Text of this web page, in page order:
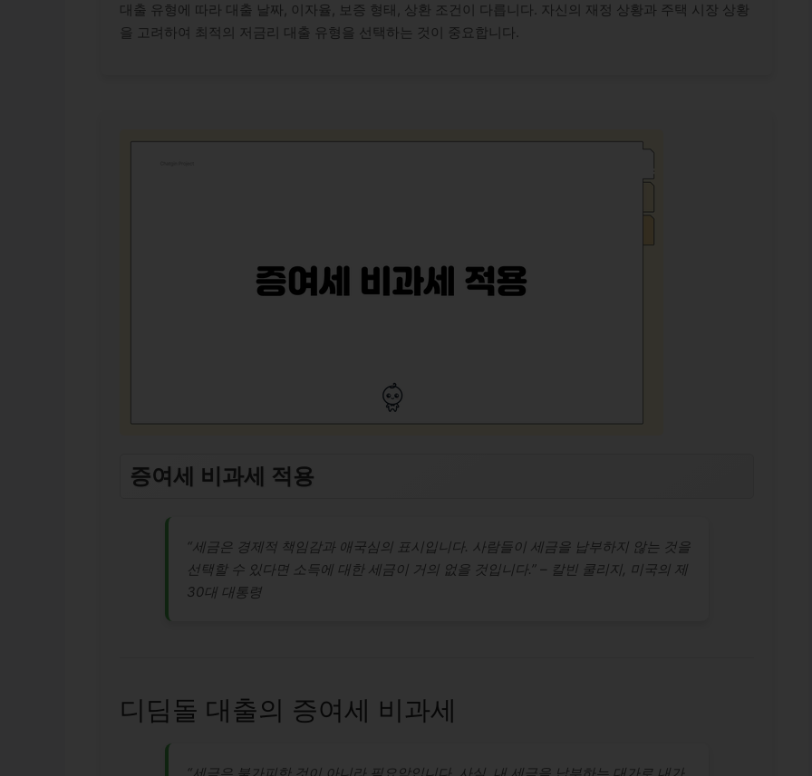
대출 유형에 따라 대출 날짜, 이자율, 보증 형태, 상환 조건이 다릅니다. 자신의 재정 상황과 주택 시장 상황
을 고려하여 최적의 저금리 대출 유형을 선택하는 것이 중요합니다.
증여세 비과세 적용
“세금은 경제적 책임감과 애국심의 표시입니다. 사람들이 세금을 납부하지 않는 것을
선택할 수 있다면 소득에 대한 세금이 거의 없을 것입니다.” – 칼빈 쿨리지, 미국의 제
30대 대통령
디딤돌 대출의 증여세 비과세